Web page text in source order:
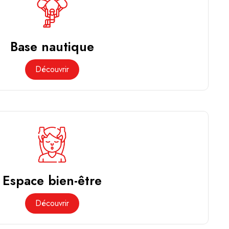
Base nautique
Découvrir
Espace bien-être
Découvrir